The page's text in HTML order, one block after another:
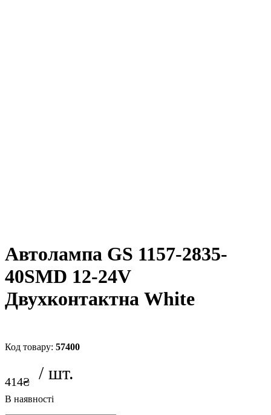
Автолампа GS 1157-2835-
40SMD 12-24V
Двухконтактна White
57400
414₴